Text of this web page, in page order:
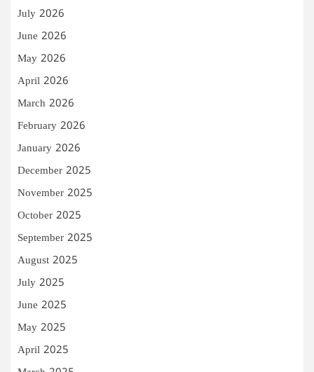
July 2026
June 2026
May 2026
April 2026
March 2026
February 2026
January 2026
December 2025
November 2025
October 2025
September 2025
August 2025
July 2025
June 2025
May 2025
April 2025